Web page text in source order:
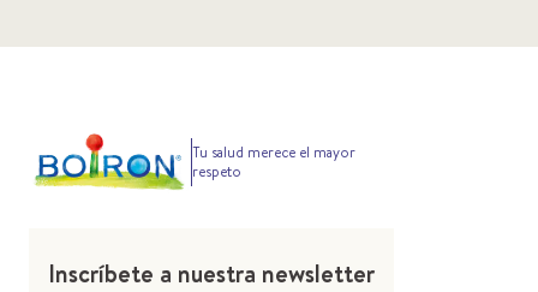
Tu salud merece el mayor
respeto
Inscríbete a nuestra newsletter